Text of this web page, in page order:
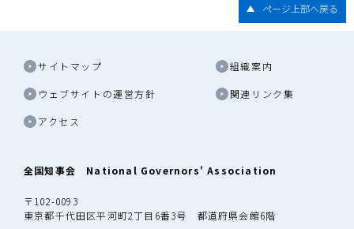
ページ上部へ戻る
サイトマップ 組織案内
ウェブサイトの運営方針 関連リンク集
アクセス
全国知事会 National Governors' Association
〒102-0093
東京都千代田区平河町2丁目6番3号 都道府県会館6階